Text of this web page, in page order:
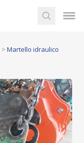
> Martello idraulico